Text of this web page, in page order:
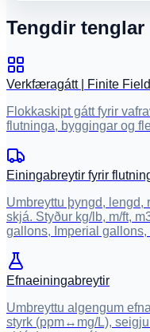
Tengdir tenglar
Verkfæragátt | Finite Field
Flokkaskipt gátt fyrir
flutninga, byggingar og
Einingabreytir fyrir
Umbreyttu þyngd, lengd,
skjá. Styður kg/lb, m/ft,
gallons, Imperial
Efnaeiningabreytir
Umbreyttu algengum
styrk (ppm↔mg/L),